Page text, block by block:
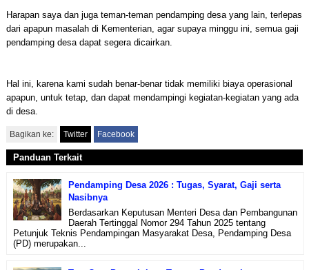
Harapan saya dan juga teman-teman pendamping desa yang lain, terlepas
dari apapun masalah di Kementerian, agar supaya minggu ini, semua gaji
pendamping desa dapat segera dicairkan.
Hal ini, karena kami sudah benar-benar tidak memiliki biaya operasional
apapun, untuk tetap, dan dapat mendampingi kegiatan-kegiatan yang ada
di desa.
Bagikan ke: Twitter Facebook
Panduan Terkait
Pendamping Desa 2026 : Tugas, Syarat, Gaji serta
Nasibnya
Berdasarkan Keputusan Menteri Desa dan Pembangunan
Daerah Tertinggal Nomor 294 Tahun 2025 tentang
Petunjuk Teknis Pendampingan Masyarakat Desa, Pendamping Desa
(PD) merupakan...